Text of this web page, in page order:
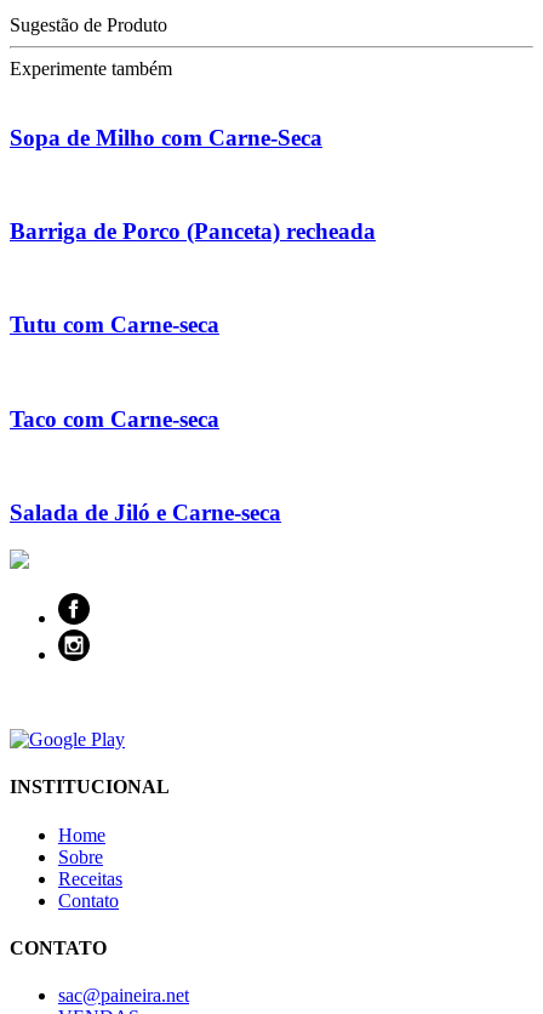
Sugestão de Produto
Experimente também
Sopa de Milho com Carne-Seca
Barriga de Porco (Panceta) recheada
Tutu com Carne-seca
Taco com Carne-seca
Salada de Jiló e Carne-seca
INSTITUCIONAL
Home
Sobre
Receitas
Contato
CONTATO
sac@paineira.net